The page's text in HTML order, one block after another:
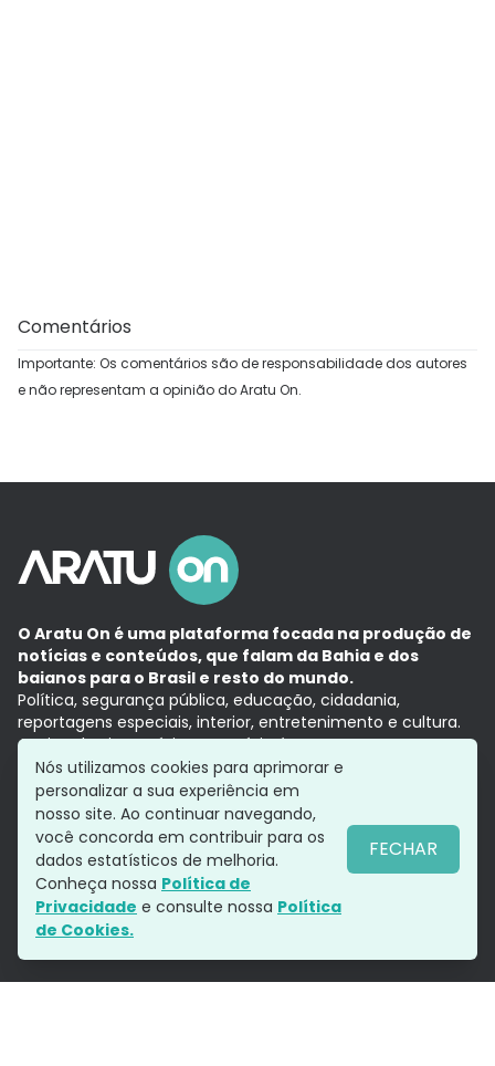
Comentários
Importante: Os comentários são de responsabilidade dos autores
e não representam a opinião do Aratu On.
O Aratu On é uma plataforma focada na produção de
notícias e conteúdos, que falam da Bahia e dos
baianos para o Brasil e resto do mundo.
Política, segurança pública, educação, cidadania,
reportagens especiais, interior, entretenimento e cultura.
Aqui, tudo vira notícia e a notícia é no tempo presente,
com a credibilidade do Grupo Aratu.
Grupo Aratu
Política de privacidade
Siga-nos
Nós utilizamos cookies para aprimorar e
personalizar a sua experiência em
nosso site. Ao continuar navegando,
você concorda em contribuir para os
dados estatísticos de melhoria.
Conheça nossa Política de
Privacidade e consulte nossa Política
de Cookies.
FECHAR